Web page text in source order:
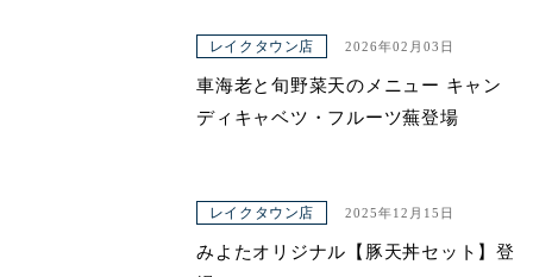
レイクタウン店 2026年02月03日
車海老と旬野菜天のメニュー キャン
ディキャベツ・フルーツ蕪登場
レイクタウン店 2025年12月15日
みよたオリジナル【豚天丼セット】登